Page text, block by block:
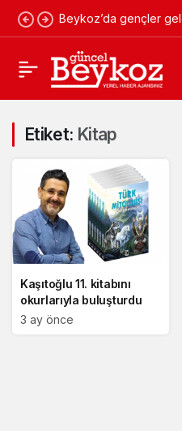
Beykoz’da gençler
Etiket: Kitap
Kaşıtoğlu 11. kitabını
okurlarıyla buluşturdu
3 ay önce